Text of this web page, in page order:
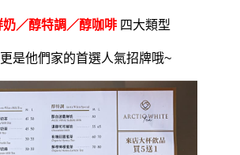
奶／醇特調／醇咖啡 四大類型
更是他們家的首選人氣招牌哦~